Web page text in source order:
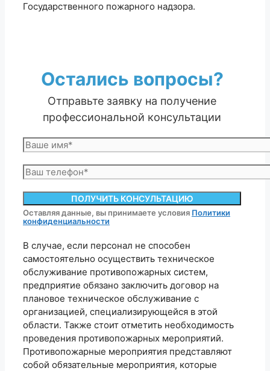
Государственного пожарного надзора.
Остались вопросы?
Отправьте заявку на получение
профессиональной консультации
Оставляя данные, вы принимаете условия Политики
конфиденциальности
В случае, если персонал не способен
самостоятельно осуществить техническое
обслуживание противопожарных систем,
предприятие обязано заключить договор на
плановое техническое обслуживание с
организацией, специализирующейся в этой
области. Также стоит отметить необходимость
проведения противопожарных мероприятий.
Противопожарные мероприятия представляют
собой обязательные мероприятия, которые